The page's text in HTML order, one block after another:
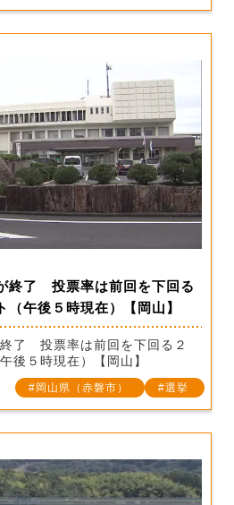
終了 投票率は前回を下回る
（午後５時現在）【岡山】
了 投票率は前回を下回る２
後５時現在）【岡山】
岡山県（赤磐市） 選挙